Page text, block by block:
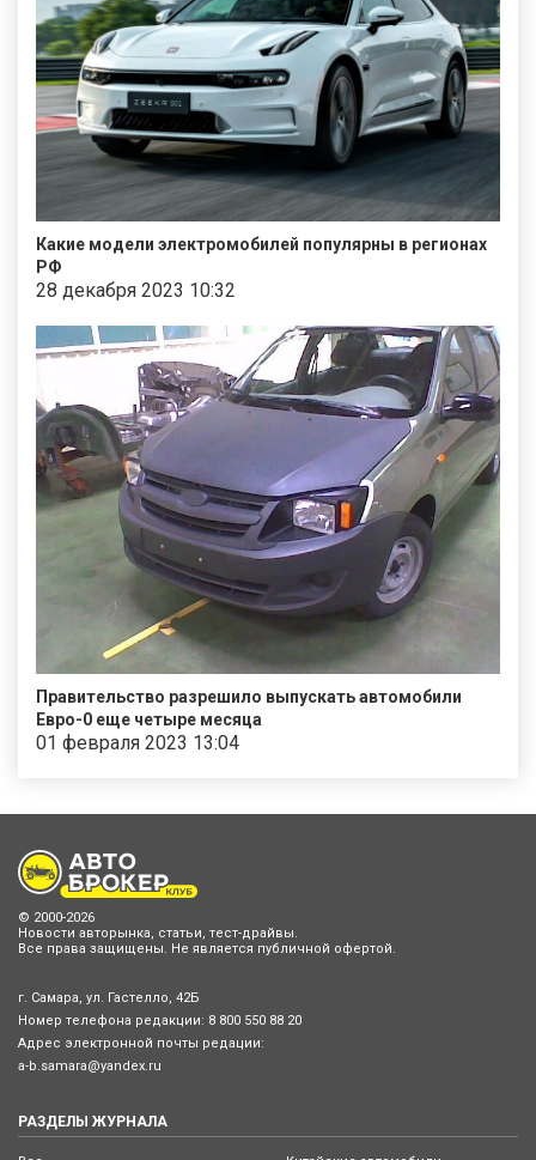
Какие модели электромобилей популярны в регионах
РФ
28 декабря 2023 10:32
Правительство разрешило выпускать автомобили
Евро-0 еще четыре месяца
01 февраля 2023 13:04
© 2000-2026
Новости авторынка, статьи, тест-драйвы.
Все права защищены. Не является публичной офертой.
г. Самара, ул. Гастелло, 42Б
Номер телефона редакции: 8 800 550 88 20
Адрес электронной почты редации:
a-b.samara@yandex.ru
РАЗДЕЛЫ ЖУРНАЛА